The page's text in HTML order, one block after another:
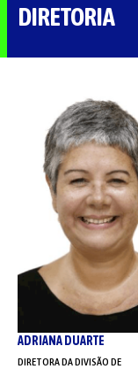
DIRETORIA
ADRIANA DUARTE
DIRETORA DA DIVISÃO DE